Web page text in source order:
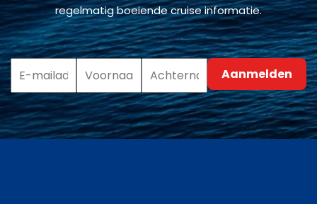
regelmatig boeiende cruise informatie.